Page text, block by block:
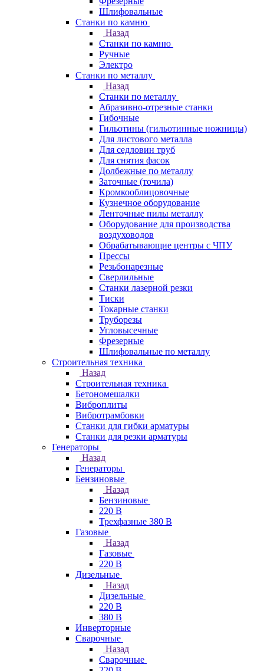
Шлифовальные
Станки по камню
Назад
Станки по камню
Ручные
Электро
Станки по металлу
Назад
Станки по металлу
Абразивно-отрезные станки
Гибочные
Гильотины (гильотинные ножницы)
Для листового металла
Для седловин труб
Для снятия фасок
Долбежные по металлу
Заточные (точила)
Кромкооблицовочные
Кузнечное оборудование
Ленточные пилы металлу
Оборудование для производства
воздуховодов
Обрабатывающие центры с ЧПУ
Прессы
Резьбонарезные
Сверлильные
Станки лазерной резки
Тиски
Токарные станки
Труборезы
Угловысечные
Фрезерные
Шлифовальные по металлу
Строительная техника
Назад
Строительная техника
Бетономешалки
Виброплиты
Вибротрамбовки
Станки для гибки арматуры
Станки для резки арматуры
Генераторы
Назад
Генераторы
Бензиновые
Назад
Бензиновые
220 В
Трехфазные 380 В
Газовые
Назад
Газовые
220 В
Дизельные
Назад
Дизельные
220 В
380 В
Инверторные
Сварочные
Назад
Сварочные